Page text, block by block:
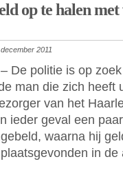
op te halen met
2011
De politie is op
man die zich heeft
van het
ieder geval een
waarna hij
in